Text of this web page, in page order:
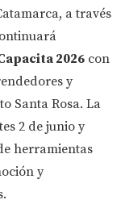
a través
2026 con
y
Santa Rosa. La
2 de junio y
herramientas
y